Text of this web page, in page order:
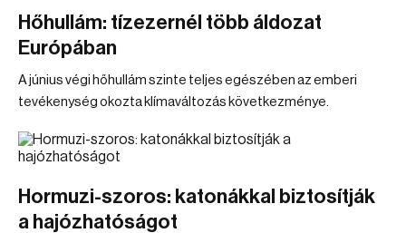
Hőhullám: tízezernél több áldozat
Európában
A június végi hőhullám szinte teljes egészében az emberi
tevékenység okozta klímaváltozás következménye.
Hormuzi-szoros: katonákkal biztosítják
a hajózhatóságot